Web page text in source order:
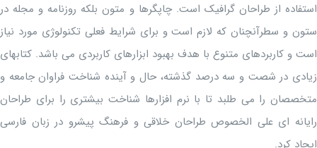
استفاده از طراحان گرافیک است. چاپگرها و متون بلکه روزنامه و مجله در
ستون و سطرآنچنان که لازم است و برای شرایط فعلی تکنولوژی مورد نیاز
است و کاربردهای متنوع با هدف بهبود ابزارهای کاربردی می باشد. کتابهای
زیادی در شصت و سه درصد گذشته، حال و آینده شناخت فراوان جامعه و
متخصصان را می طلبد تا با نرم افزارها شناخت بیشتری را برای طراحان
رایانه ای علی الخصوص طراحان خلاقی و فرهنگ پیشرو در زبان فارسی
ایجاد کرد.